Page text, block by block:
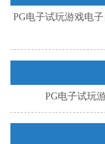
PG电子试玩游戏电
PG电子试玩